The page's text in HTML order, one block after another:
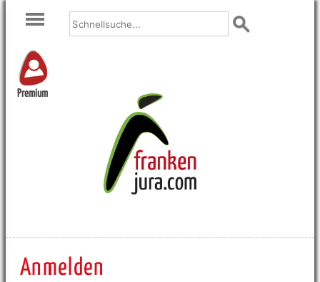
Premium
Anmelden